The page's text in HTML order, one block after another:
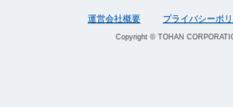
運営会社概要 プライバシーポ
Copyright © TOHAN